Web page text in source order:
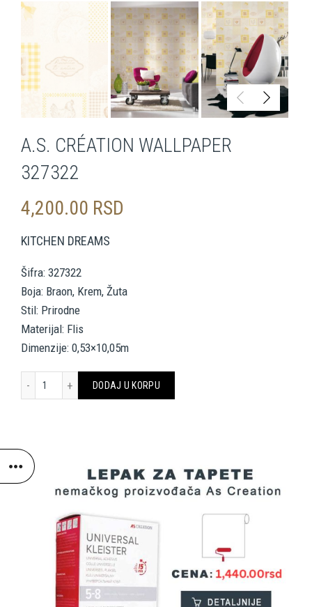
A.S. CRÉATION WALLPAPER
327322
4,200.00 RSD
KITCHEN DREAMS
Šifra: 327322
Boja: Braon, Krem, Žuta
Stil: Prirodne
Materijal: Flis
Dimenzije: 0,53×10,05m
A.S. CRÉATION WALLPAPER 327322 količina
DODAJ U KORPU